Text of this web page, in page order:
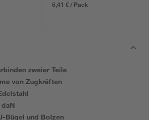
6,41 € / Pack
zweier Teile
von Zugkräften
Bügel und Bolzen